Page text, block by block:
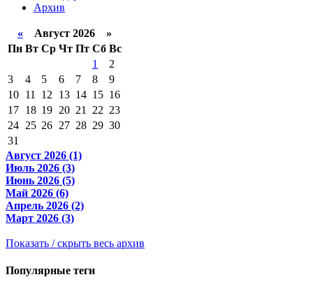
Архив
« Август 2026 »
Пн Вт Ср Чт Пт Сб Вс
1
2
3
4 5 6 7 8
9
10 11 12 13 14 15 16
17 18 19 20 21 22 23
24 25 26 27 28 29 30
31
Август 2026 (1)
Июль 2026 (3)
Июнь 2026 (5)
Май 2026 (6)
Апрель 2026 (2)
Март 2026 (3)
Показать / скрыть весь архив
Популярные теги